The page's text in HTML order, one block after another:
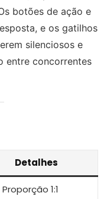
botões de ação e
e os gatilhos
silenciosos e
entre concorrentes
Detalhes
Proporção 1:1